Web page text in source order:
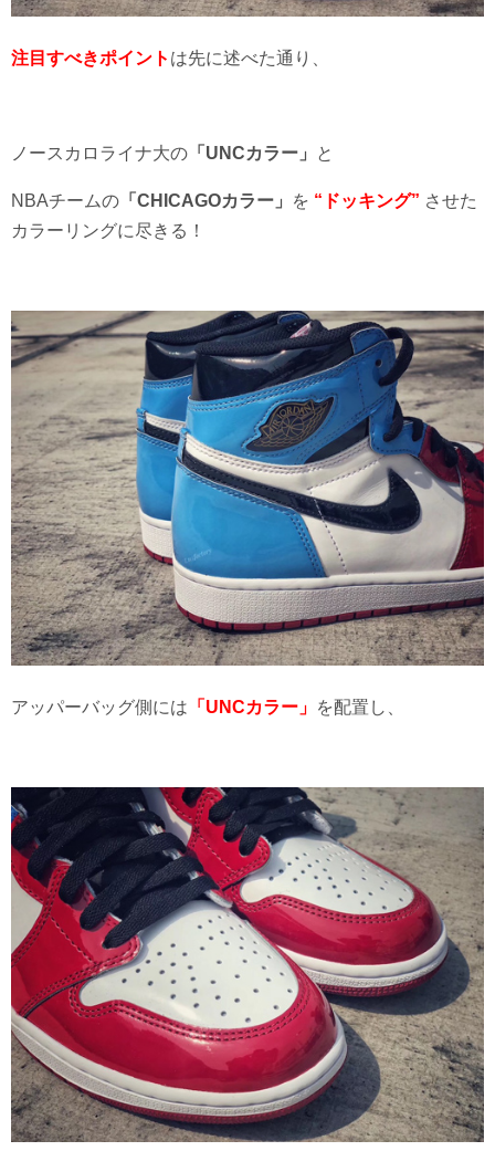
注目すべきポイント は先に述べた通り、
ノースカロライナ大の 「UNCカラー」 と
NBAチームの 「CHICAGOカラー」 を “ドッキング” させた
カラーリングに尽きる！
アッパーバッグ側には 「UNCカラー」 を配置し、